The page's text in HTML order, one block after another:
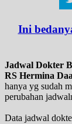
Ini
Jadwal Dokter
RS Hermina
hanya yg sudah
perubahan
Data jadwal